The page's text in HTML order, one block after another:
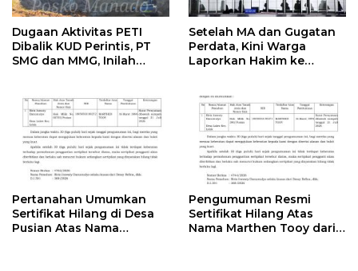
Dugaan Aktivitas PETI
Dibalik KUD Perintis, PT
SMG dan MMG, Inilah
Alat Berat Excavator Diluar
IUP ?
Setelah MA dan Gugatan
Perdata, Kini Warga
Laporkan Hakim ke
Pertanahan Umumkan
Sertifikat Hilang di Desa
Pusian Atas Nama
Pengumuman Resmi
Sertifikat Hilang Atas
Nama Marthen Tooy dari